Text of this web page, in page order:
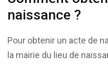
naissance ?
Pour obtenir un acte de
la mairie du lieu de